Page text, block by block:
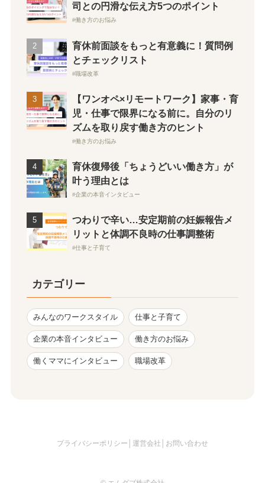
司との円滑な伝え方5つのポイント
働き方のお悩み
育休前面談をもっと有意義に！質問例
とチェックリスト
職場改革
【ワンオペ×リモートワーク】家事・育
児・仕事で限界になる前に。自分のリ
ズムを取り戻す働き方のヒント
働き方のお悩み
育休復帰後「ちょうどいい働き方」が
叶う理由とは
企業の本音インタビュー
つわりで辛い…安定期前の妊娠報告メ
リットと体調不良時の仕事調整術
仕事と子育て
カテゴリー
みんなのワークスタイル 仕事と子育て
企業の本音インタビュー 働き方のお悩み
働くママにインタビュー 職場改革
プライバシーポリシー 運営会社 お問い合わせ